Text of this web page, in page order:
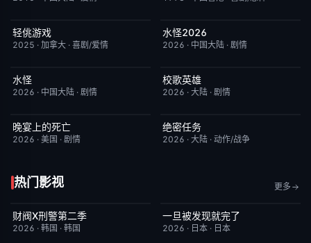
今日更新
轻佻游戏
2025 · 加拿大 · 喜剧/爱情
今日更新
水怪2026
2026 · 中国大陆 · 剧情
今日更新
水怪
2026 · 中国大陆 · 剧情
今日更新
校歌英雄
2026 · 大陆 · 剧情
今日更新
晚宴上的死亡
2026 · 美国 · 剧情
今日更新
绝密任务
2026 · 大陆 · 动作/战争
热门影视 更多
更新至第01集
财阀X刑警第二季
2026 · 韩国 · 韩国
更新至第01集
一旦被发现就完了
2026 · 日本 · 日本